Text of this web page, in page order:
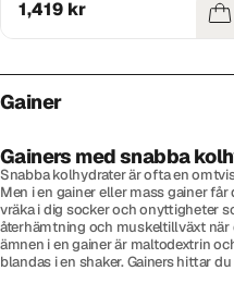
1,419 kr
Gainer
Gainers med snabba
Snabba kolhydrater är ofta en
Men i en gainer eller mass gainer
vräka i dig socker och onyttigheter
återhämtning och muskeltillväxt när
ämnen i en gainer är maltodextrin
blandas i en shaker. Gainers hittar